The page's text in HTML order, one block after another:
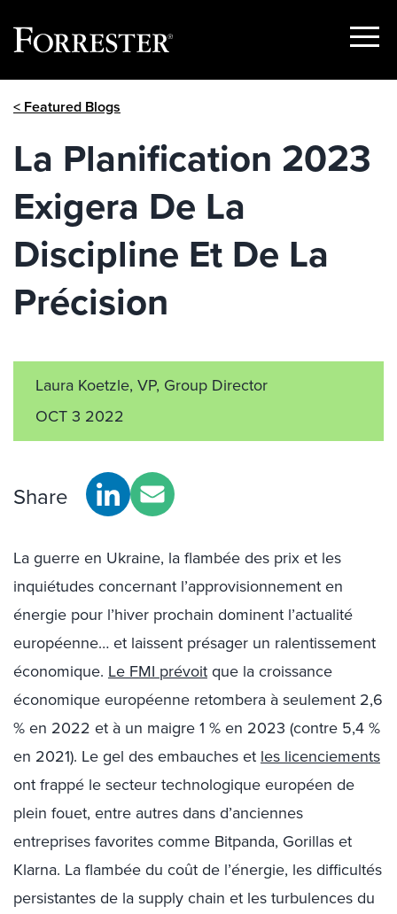
Show
< Featured Blogs
La Planification 2023
Exigera De La
Discipline Et De La
Précision
Laura Koetzle, VP, Group Director
OCT 3 2022
Share
La guerre en Ukraine, la flambée des prix et les
inquiétudes concernant l’approvisionnement en
énergie pour l’hiver prochain dominent l’actualité
européenne… et laissent présager un ralentissement
économique. Le FMI prévoitque la croissance
économique européenne retombera à seulement 2,6
% en 2022 et à un maigre 1 % en 2023 (contre 5,4 %
en 2021). Le gel des embauches et les licenciements
ont frappé le secteur technologique européen de
plein fouet, entre autres dans d’anciennes
entreprises favorites comme Bitpanda, Gorillas et
Klarna. La flambée du coût de l’énergie, les difficultés
persistantes de la supply chain et les turbulences du